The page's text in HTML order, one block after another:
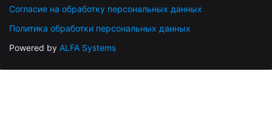
Согласие на обработку персональных данных
Политика обработки персональных данных
Powered by ALFA Systems